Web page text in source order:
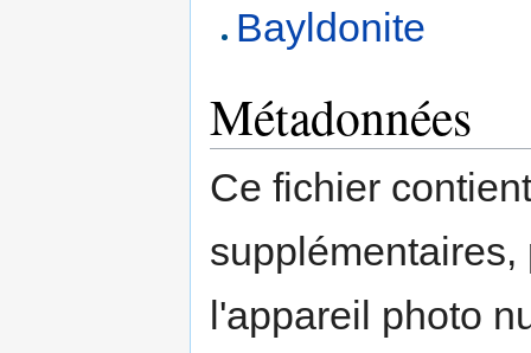
Bayldonite
Métadonnées
Ce fichier
l'appareil photo